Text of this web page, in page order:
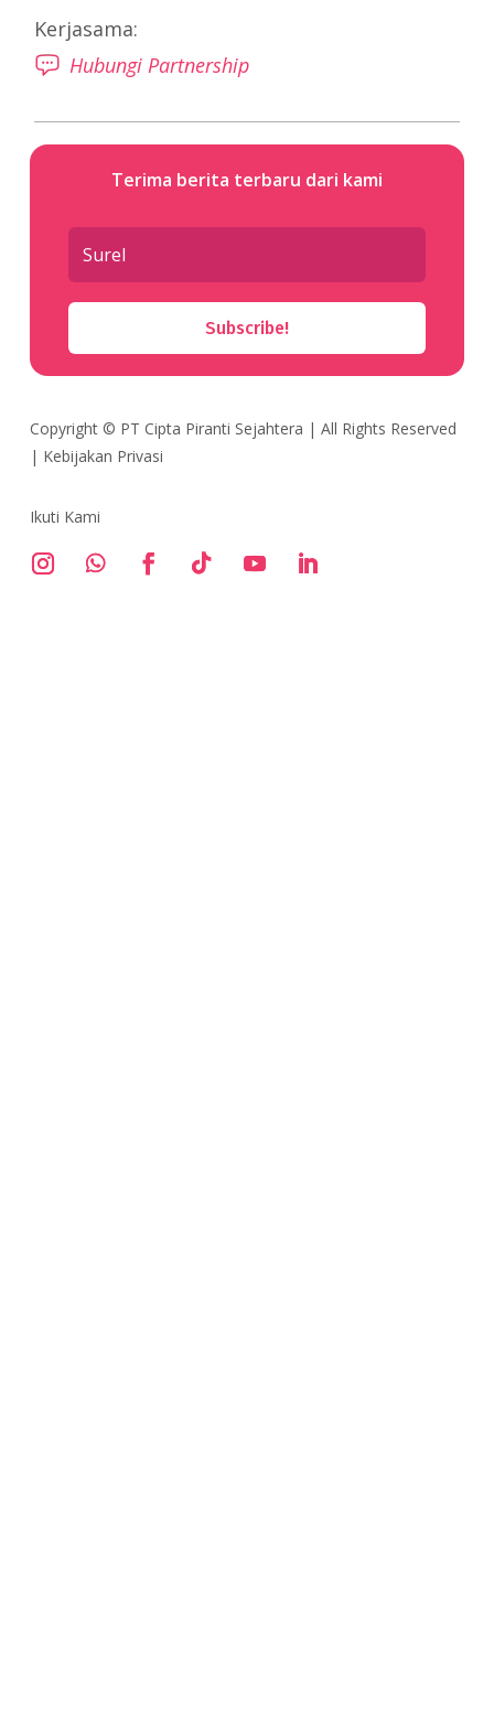
Kerjasama:
Hubungi Partnership
Terima berita terbaru dari kami
Subscribe!
Copyright © PT Cipta Piranti Sejahtera | All Rights Reserved
| Kebijakan Privasi
Ikuti Kami